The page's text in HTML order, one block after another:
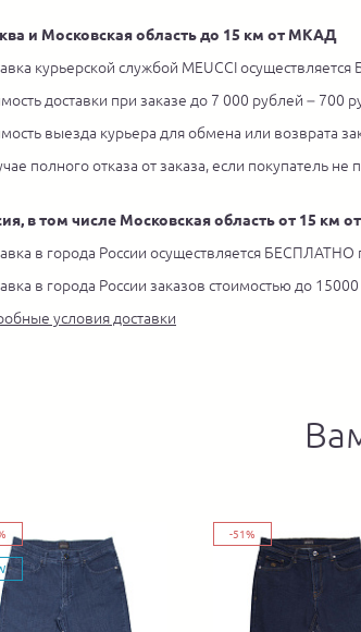
и Московская область до 15 км от МКАД
курьерской службой MEUCCI
доставки при заказе до 7 000 рублей – 700
выезда курьера для обмена или возврата
полного отказа от заказа, если покупатель
в том числе Московская область от 15 км
в города России осуществляется БЕСПЛАТНО
в города России заказов стоимостью до
условия доставки
-51%